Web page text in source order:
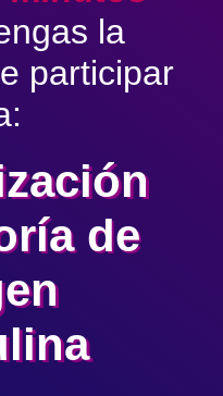
para ti,
la
participar
de